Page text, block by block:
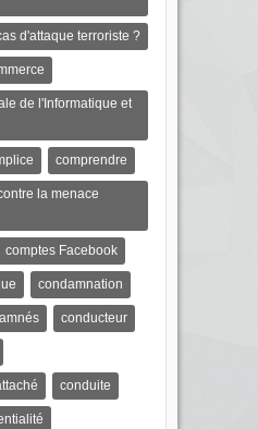
d'attaque terroriste ?
de l'Informatique et
comprendre
la menace
comptes Facebook
condamnation
conducteur
conduite